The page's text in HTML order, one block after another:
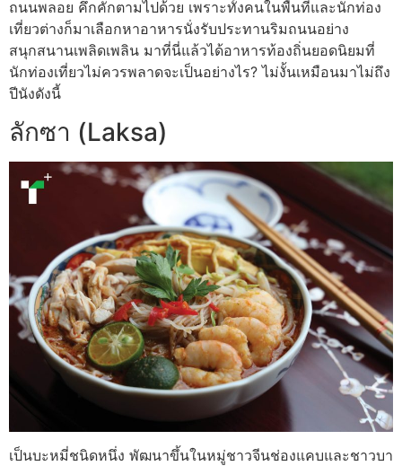
ถนนพลอย คึกคักตามไปด้วย เพราะทั้งคนในพื้นที่และนักท่อง
เที่ยวต่างก็มาเลือกหาอาหารนั่งรับประทานริมถนนอย่าง
สนุกสนานเพลิดเพลิน มาที่นี่แล้วได้อาหารท้องถิ่นยอดนิยมที่
นักท่องเที่ยวไม่ควรพลาดจะเป็นอย่างไร? ไม่งั้นเหมือนมาไม่ถึง
ปีนังดังนี้
ลักซา (Laksa)
เป็นบะหมี่ชนิดหนึ่ง พัฒนาขึ้นในหมู่ชาวจีนช่องแคบและชาวบา